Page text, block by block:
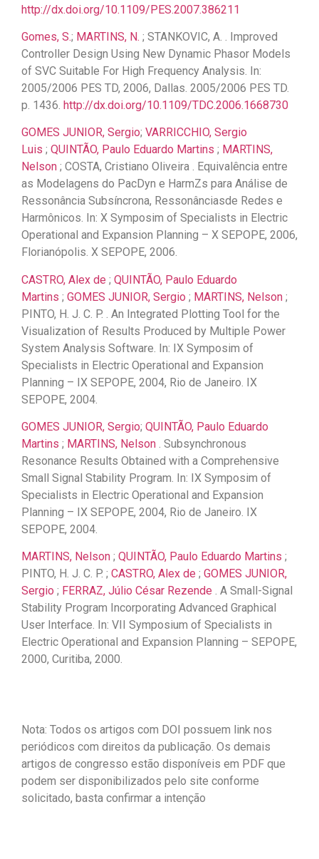
http://dx.doi.org/10.1109/PES.2007.386211
Gomes, S.; MARTINS, N. ; STANKOVIC, A. . Improved
Controller Design Using New Dynamic Phasor Models
of SVC Suitable For High Frequency Analysis. In:
2005/2006 PES TD, 2006, Dallas. 2005/2006 PES TD.
p. 1436. http://dx.doi.org/10.1109/TDC.2006.1668730
GOMES JUNIOR, Sergio; VARRICCHIO, Sergio
Luis ; QUINTÃO, Paulo Eduardo Martins ; MARTINS,
Nelson ; COSTA, Cristiano Oliveira . Equivalência entre
as Modelagens do PacDyn e HarmZs para Análise de
Ressonância Subsíncrona, Ressonânciasde Redes e
Harmônicos. In: X Symposim of Specialists in Electric
Operational and Expansion Planning – X SEPOPE, 2006,
Florianópolis. X SEPOPE, 2006.
CASTRO, Alex de ; QUINTÃO, Paulo Eduardo
Martins ; GOMES JUNIOR, Sergio ; MARTINS, Nelson ;
PINTO, H. J. C. P. . An Integrated Plotting Tool for the
Visualization of Results Produced by Multiple Power
System Analysis Software. In: IX Symposim of
Specialists in Electric Operational and Expansion
Planning – IX SEPOPE, 2004, Rio de Janeiro. IX
SEPOPE, 2004.
GOMES JUNIOR, Sergio; QUINTÃO, Paulo Eduardo
Martins ; MARTINS, Nelson . Subsynchronous
Resonance Results Obtained with a Comprehensive
Small Signal Stability Program. In: IX Symposim of
Specialists in Electric Operational and Expansion
Planning – IX SEPOPE, 2004, Rio de Janeiro. IX
SEPOPE, 2004.
MARTINS, Nelson ; QUINTÃO, Paulo Eduardo Martins ;
PINTO, H. J. C. P. ; CASTRO, Alex de ; GOMES JUNIOR,
Sergio ; FERRAZ, Júlio César Rezende . A Small-Signal
Stability Program Incorporating Advanced Graphical
User Interface. In: VII Symposium of Specialists in
Electric Operational and Expansion Planning – SEPOPE,
2000, Curitiba, 2000.
Nota: Todos os artigos com DOI possuem link nos
periódicos com direitos da publicação. Os demais
artigos de congresso estão disponíveis em PDF que
podem ser disponibilizados pelo site conforme
solicitado, basta confirmar a intenção